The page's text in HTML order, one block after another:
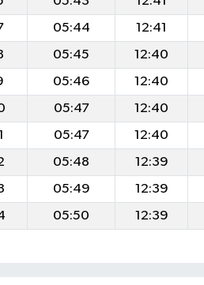
05:44 12:41
05:45 12:40
05:46 12:40
05:47 12:40
05:47 12:40
05:48 12:39
05:49 12:39
05:50 12:39